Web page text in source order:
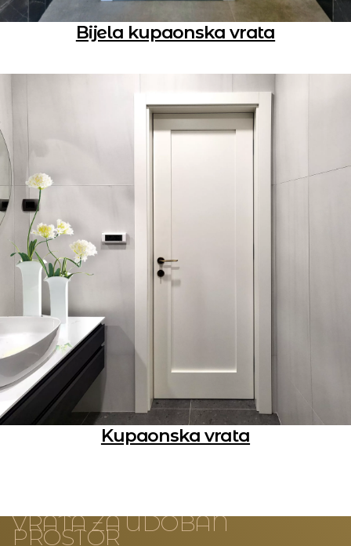
Bijela kupaonska vrata
Kupaonska vrata
VRATA ZA UDOBAN
PROSTOR